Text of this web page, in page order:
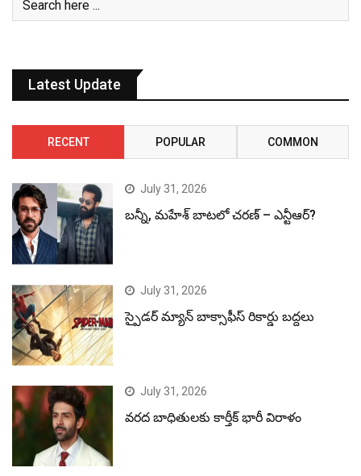
Latest Update
RECENT POPULAR COMMON
July 31, 2026
బన్నీ, మహేశ్ బాటలో చరణ్ – ఎన్టీఆర్?
July 31, 2026
స్పైడర్ మ్యాన్ బాక్సాఫీస్ రికార్డు బద్దలు
July 31, 2026
వరద బాధితులకు కార్తీక్ భారీ విరాళం